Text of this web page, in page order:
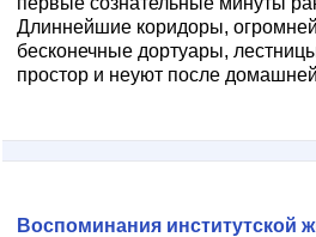
Длиннейшие коридоры,
бесконечные дортуары,
простор и неуют после
Воспоминания институтской